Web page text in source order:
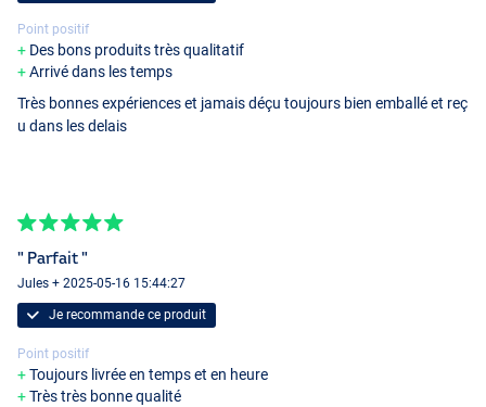
Point positif
Des bons produits très qualitatif
Arrivé dans les temps
Très bonnes expériences et jamais déçu toujours bien emballé et reç
u dans les delais
" Parfait "
Jules + 2025-05-16 15:44:27
Je recommande ce produit
Point positif
Toujours livrée en temps et en heure
Très très bonne qualité